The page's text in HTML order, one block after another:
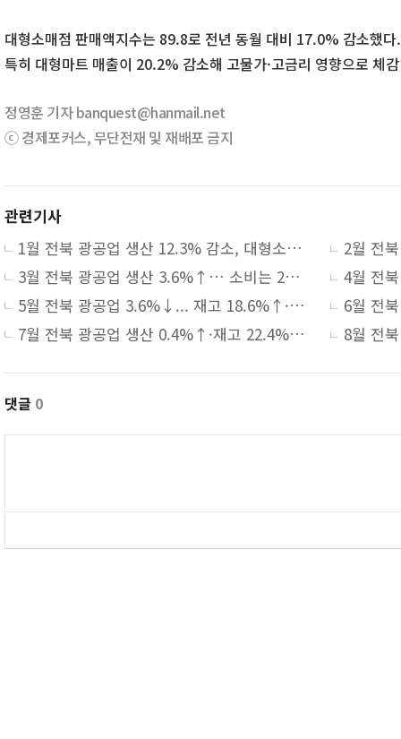
대형소매점 판매액지수는 89.8로 전년 동월 대비 17.0% 감소했
특히 대형마트 매출이 20.2% 감소해 고물가·고금리 영향으로 체
정영훈 기자 banquest@hanmail.net
ⓒ 경제포커스, 무단전재 및 재배포 금지
관련기사
1월 전북 광공업 생산 12.3% 감소, 대형소매점 판매는 9.5% 증가
3월 전북 광공업 생산 3.6%↑… 소비는 2개월 연속 감소세
5월 전북 광공업 3.6%↓... 재고 18.6%↑·대형소매점 8.7%↓
7월 전북 광공업 생산 0.4%↑·재고 22.4%↑… 대형소매점 9.2%↓
댓글 0